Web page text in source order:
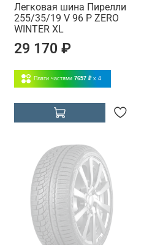
Легковая шина Пирелли
255/35/19 V 96 P ZERO
WINTER XL
29 170 ₽
Плати частями 7657 ₽ x 4